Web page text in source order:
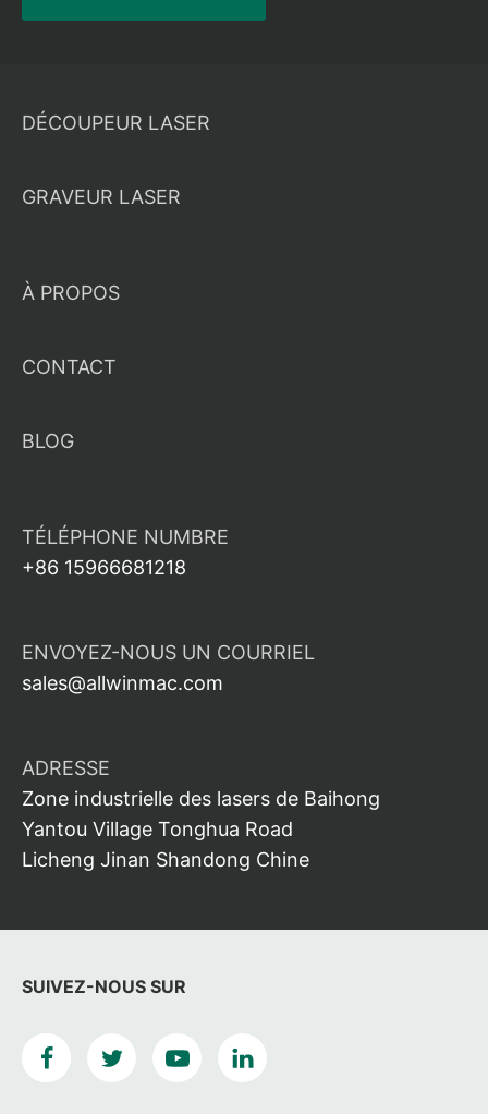
SUIVEZ-NOUS SUR
DÉCOUPEUR LASER
GRAVEUR LASER
À PROPOS
CONTACT
BLOG
TÉLÉPHONE NUMBRE
+86 15966681218
ENVOYEZ-NOUS UN COURRIEL
sales@allwinmac.com
ADRESSE
Zone industrielle des lasers de Baihong
Yantou Village Tonghua Road
Licheng Jinan Shandong Chine